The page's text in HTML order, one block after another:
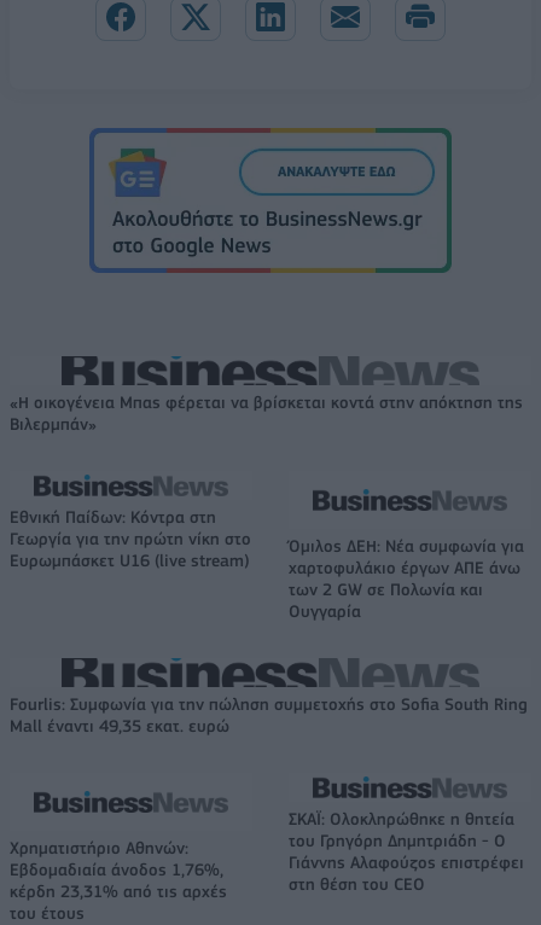
«Η οικογένεια Μπας φέρεται να βρίσκεται κοντά στην απόκτηση της
Βιλερμπάν»
Εθνική Παίδων: Κόντρα στη
Γεωργία για την πρώτη νίκη στο
Ευρωμπάσκετ U16 (live stream)
Όμιλος ΔΕΗ: Νέα συμφωνία για
χαρτοφυλάκιο έργων ΑΠΕ άνω
των 2 GW σε Πολωνία και
Ουγγαρία
Fourlis: Συμφωνία για την πώληση συμμετοχής στο Sofia South Ring
Mall έναντι 49,35 εκατ. ευρώ
Χρηματιστήριο Αθηνών:
Εβδομαδιαία άνοδος 1,76%,
κέρδη 23,31% από τις αρχές
του έτους
ΣΚΑΪ: Ολοκληρώθηκε η θητεία
του Γρηγόρη Δημητριάδη - Ο
Γιάννης Αλαφούζος επιστρέφει
στη θέση του CEO